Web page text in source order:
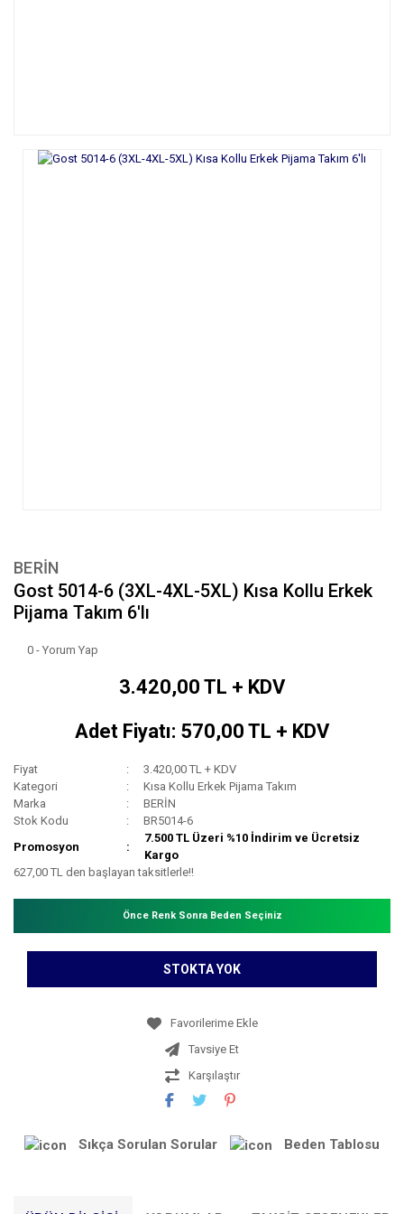
BERİN
Gost 5014-6 (3XL-4XL-5XL) Kısa Kollu Erkek
Pijama Takım 6'lı
0 - Yorum Yap
3.420,00 TL + KDV
Adet Fiyatı: 570,00 TL + KDV
Fiyat
3.420,00 TL + KDV
Kategori
Kısa Kollu Erkek Pijama Takım
Marka
BERİN
Stok Kodu
BR5014-6
Promosyon
7.500 TL Üzeri %10 İndirim ve Ücretsiz
Kargo
627,00 TL den başlayan taksitlerle!!
Önce Renk Sonra Beden Seçiniz
STOKTA YOK
Tavsiye Et
Karşılaştır
Sıkça Sorulan Sorular Beden Tablosu